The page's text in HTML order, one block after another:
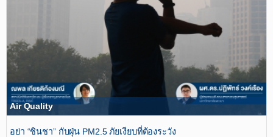
Air Quality
อย่า “ชินชา” กับฝุ่น PM2.5 ภัยเงียบที่ต้องระวัง